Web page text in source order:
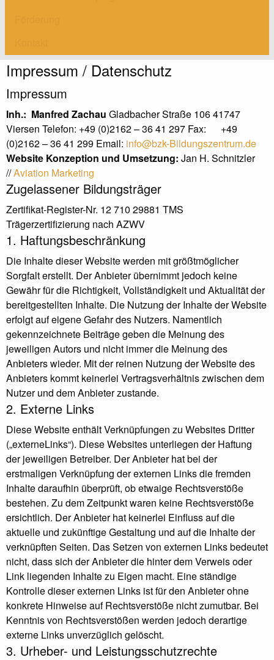
Impressum / Datenschutz
Impressum
Inh.: Manfred Zachau Gladbacher Straße 106 41747
Viersen Telefon: +49 (0)2162 – 36 41 297 Fax: +49
(0)2162 – 36 41 299 Email: info@bzk-Bildungszentrum.de
Website Konzeption und Umsetzung: Jan H. Schnitzler
//Aviation Marketing
Zugelassener Bildungsträger
Zertifikat-Register-Nr. 12 710 29881 TMS
Trägerzertifizierung nach AZWV
1. Haftungsbeschränkung
Die Inhalte dieser Website werden mit größtmöglicher
Sorgfalt erstellt. Der Anbieter übernimmt jedoch keine
Gewähr für die Richtigkeit, Vollständigkeit und Aktualität der
bereitgestellten Inhalte. Die Nutzung der Inhalte der Website
erfolgt auf eigene Gefahr des Nutzers. Namentlich
gekennzeichnete Beiträge geben die Meinung des
jeweiligen Autors und nicht immer die Meinung des
Anbieters wieder. Mit der reinen Nutzung der Website des
Anbieters kommt keinerlei Vertragsverhältnis zwischen dem
Nutzer und dem Anbieter zustande.
2. Externe Links
Diese Website enthält Verknüpfungen zu Websites Dritter
(„externeLinks“). Diese Websites unterliegen der Haftung
der jeweiligen Betreiber. Der Anbieter hat bei der
erstmaligen Verknüpfung der externen Links die fremden
Inhalte daraufhin überprüft, ob etwaige Rechtsverstöße
bestehen. Zu dem Zeitpunkt waren keine Rechtsverstöße
ersichtlich. Der Anbieter hat keinerlei Einfluss auf die
aktuelle und zukünftige Gestaltung und auf die Inhalte der
verknüpften Seiten. Das Setzen von externen Links bedeutet
nicht, dass sich der Anbieter die hinter dem Verweis oder
Link liegenden Inhalte zu Eigen macht. Eine ständige
Kontrolle dieser externen Links ist für den Anbieter ohne
konkrete Hinweise auf Rechtsverstöße nicht zumutbar. Bei
Kenntnis von Rechtsverstößen werden jedoch derartige
externe Links unverzüglich gelöscht.
3. Urheber- und Leistungsschutzrechte